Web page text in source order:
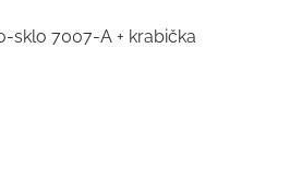
sklo 7007-A + krabička